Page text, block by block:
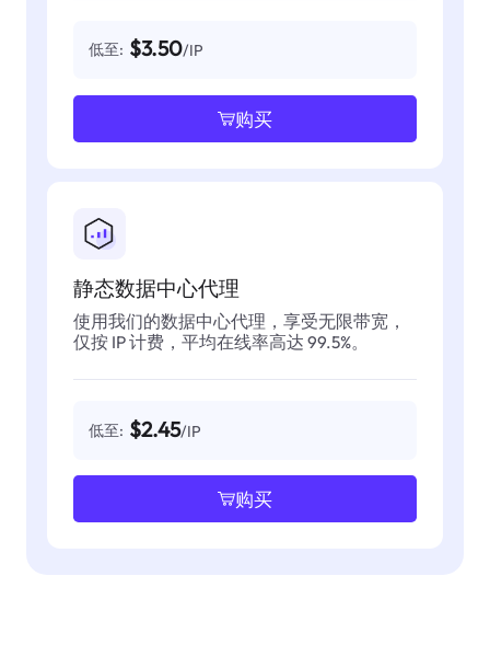
低至: $3.50/IP
购买
静态数据中心代理
使用我们的数据中心代理，享受无限带宽，
仅按 IP 计费，平均在线率高达 99.5%。
低至: $2.45/IP
购买